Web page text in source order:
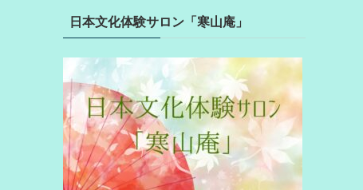
日本文化体験サロン「寒山庵」